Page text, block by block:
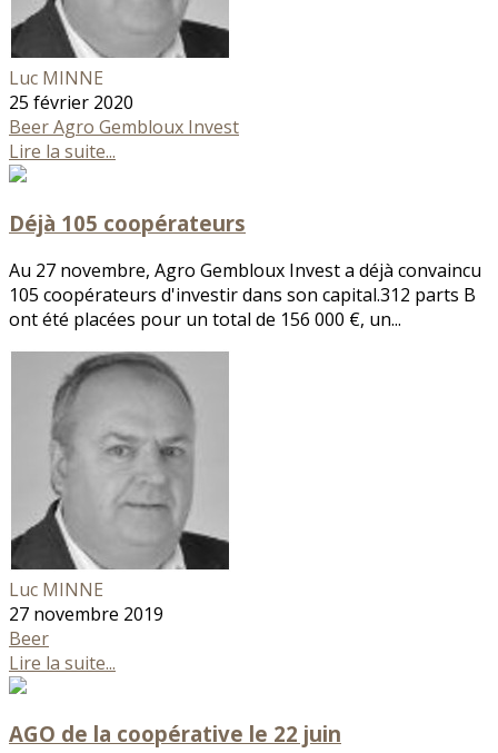
Luc MINNE
25 février 2020
BeerAgro Gembloux Invest
Lire la suite...
Déjà 105 coopérateurs
Au 27 novembre, Agro Gembloux Invest a déjà convaincu
105 coopérateurs d'investir dans son capital.312 parts B
ont été placées pour un total de 156 000 €, un...
Luc MINNE
27 novembre 2019
Beer
Lire la suite...
AGO de la coopérative le 22 juin